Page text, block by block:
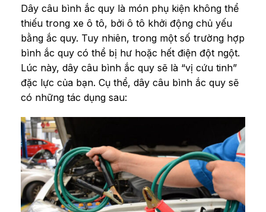
Dây câu bình ắc quy là món phụ kiện không thể
thiếu trong xe ô tô, bởi ô tô khởi động chủ yếu
bằng ắc quy. Tuy nhiên, trong một số trường hợp
bình ắc quy có thể bị hư hoặc hết điện đột ngột.
Lúc này, dây câu bình ắc quy sẽ là “vị cứu tinh”
đặc lực của bạn. Cụ thể, dây câu bình ắc quy sẽ
có những tác dụng sau: